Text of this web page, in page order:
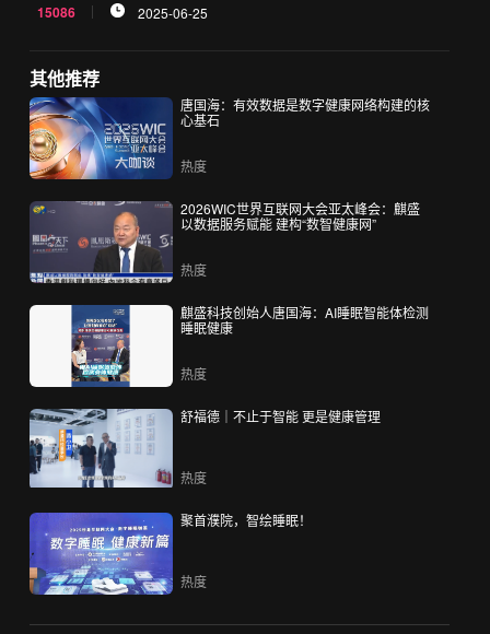
15086 2025-06-25
其他推荐
唐国海：有效数据是数字健康网络构建的核
心基石
热度
2026WIC世界互联网大会亚太峰会：麒盛
以数据服务赋能 建构“数智健康网”
热度
麒盛科技创始人唐国海：AI睡眠智能体检测
睡眠健康
热度
舒福德｜不止于智能 更是健康管理
热度
聚首濮院，智绘睡眠！
热度